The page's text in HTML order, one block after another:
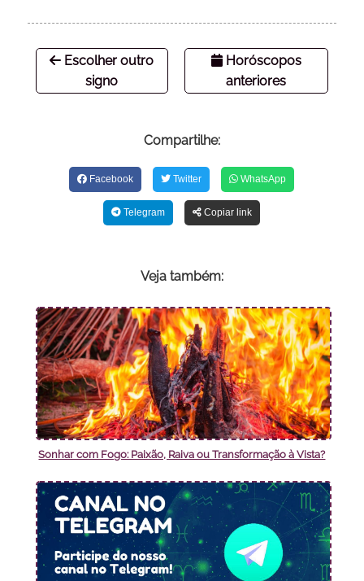
Escolher outro
signo
Horóscopos
anteriores
Compartilhe:
Facebook Twitter WhatsApp
Telegram Copiar link
Veja também:
Sonhar com Fogo: Paixão, Raiva ou Transformação à Vista?